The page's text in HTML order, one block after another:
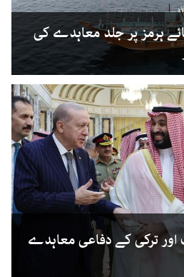
ہرمز پر جلد معاہدے کی
اور ترکی کے دفاعی معاہدے